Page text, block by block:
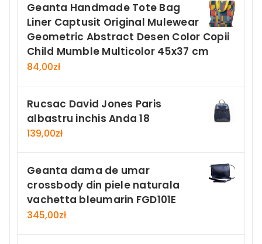
Geanta Handmade Tote Bag
Liner Captusit Original Mulewear
Geometric Abstract Desen Color Copii
Child Mumble Multicolor 45x37 cm
84,00zł
Rucsac David Jones Paris
albastru inchis Anda 18
139,00zł
Geanta dama de umar
crossbody din piele naturala
vachetta bleumarin FGD101E
345,00zł